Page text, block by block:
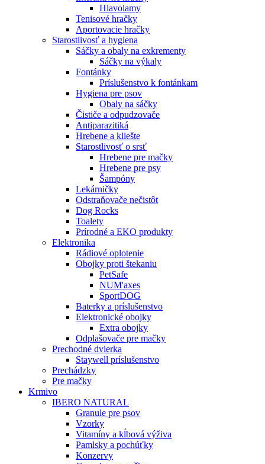
Hlavolamy
Tenisové hračky
Aportovacie hračky
Starostlivosť a hygiena
Sáčky a obaly na exkrementy
Sáčky na výkaly
Fontánky
Príslušenstvo k fontánkam
Hygiena pre psov
Obaly na sáčky
Čističe a odpudzovače
Antiparazitiká
Hrebene a kliešte
Starostlivosť o srsť
Hrebene pre mačky
Hrebene pre psy
Šampóny
Lekárničky
Odstraňovače nečistôt
Dog Rocks
Toalety
Prírodné a EKO produkty
Elektronika
Rádiové oplotenie
Obojky proti štekaniu
PetSafe
NUM'axes
SportDOG
Baterky a príslušenstvo
Elektronické obojky
Extra obojky
Odplašovače pre mačky
Prechodné dvierka
Staywell príslušenstvo
Prechádzky
Pre mačky
Krmivo
IBERO NATURAL
Granule pre psov
Vzorky
Vitamíny a kĺbová výživa
Pamlsky a pochúťky
Konzervy